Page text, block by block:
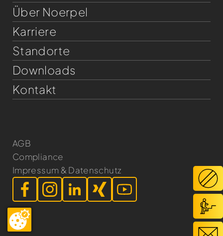
Über Noerpel
Karriere
Standorte
Downloads
Kontakt
AGB
Compliance
Impressum & Datenschutz